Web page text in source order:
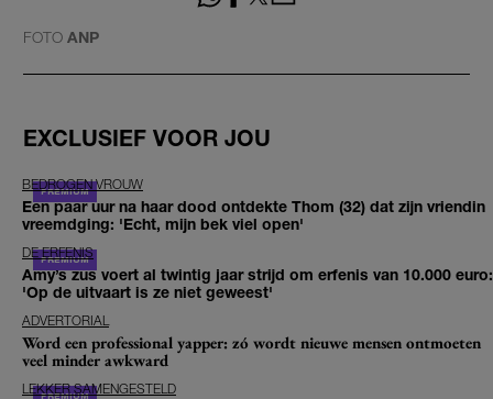
FOTO ANP
EXCLUSIEF VOOR JOU
BEDROGEN VROUW
Een paar uur na haar dood ontdekte Thom (32) dat zijn vriendin
vreemdging: 'Echt, mijn bek viel open'
DE ERFENIS
Amy’s zus voert al twintig jaar strijd om erfenis van 10.000 euro:
'Op de uitvaart is ze niet geweest'
ADVERTORIAL
Word een professional yapper: zó wordt nieuwe mensen ontmoeten
veel minder awkward
LEKKER SAMENGESTELD